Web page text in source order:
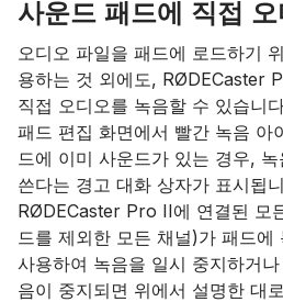
사운드 패드에 직접 오
오디오 파일을 패드에 로드하기
용하는 것 외에도, RØDECaster
직접 오디오를 녹음할 수 있습니
패드 편집 화면에서 빨간 녹음 아
드에 이미 사운드가 있는 경우,
쓴다는 경고 대화 상자가 표시됩
RØDECaster Pro II에 연결된 모
드를 제외한 모든 채널)가 패드에
사용하여 녹음을 일시 중지하거
음이 중지되면 위에서 설명한 대